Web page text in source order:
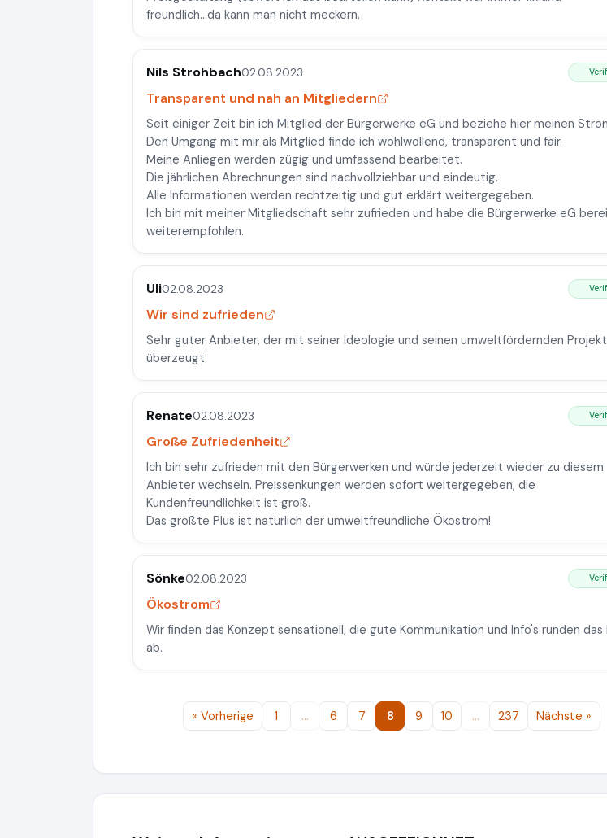
freundlich...da kann man nicht meckern.
Nils Strohbach02.08.2023
Transparent und nah an Mitgliedern
Seit einiger Zeit bin ich Mitglied der Bürgerwerke eG und beziehe hier meinen
Den Umgang mit mir als Mitglied finde ich wohlwollend, transparent und fair.
Meine Anliegen werden zügig und umfassend bearbeitet.
Die jährlichen Abrechnungen sind nachvollziehbar und eindeutig.
Alle Informationen werden rechtzeitig und gut erklärt weitergegeben.
Ich bin mit meiner Mitgliedschaft sehr zufrieden und habe die Bürgerwerke eG
weiterempfohlen.
Uli02.08.2023
Wir sind zufrieden
Sehr guter Anbieter, der mit seiner Ideologie und seinen umweltfördernden
überzeugt
Renate02.08.2023
Große Zufriedenheit
Ich bin sehr zufrieden mit den Bürgerwerken und würde jederzeit wieder zu diesem
Anbieter wechseln. Preissenkungen werden sofort weitergegeben, die
Kundenfreundlichkeit ist groß.
Das größte Plus ist natürlich der umweltfreundliche Ökostrom!
Sönke02.08.2023
Ökostrom
Wir finden das Konzept sensationell, die gute Kommunikation und Info's runden das
ab.
« Vorherige 1 … 6 7 8 9 10 … 237 Nächste »